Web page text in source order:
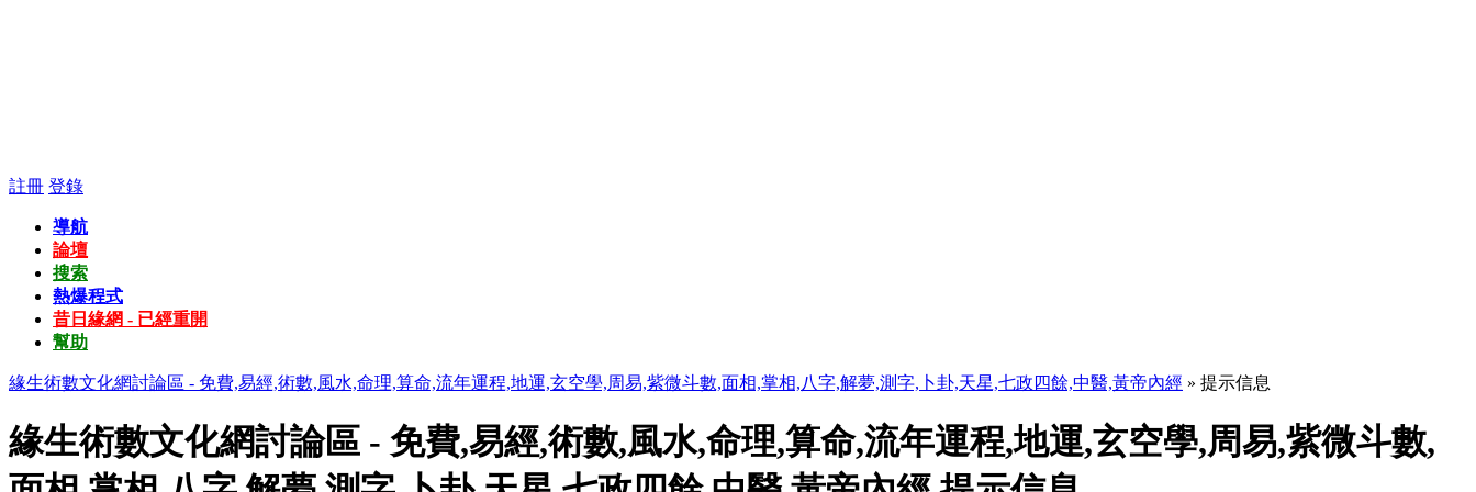
註冊 登錄
導航
論壇
搜索
熱爆程式
昔日緣網 - 已經重開
幫助
緣生術數文化網討論區 - 免費,易經,術數,風水,命理,算命,流年運程,地運,玄空學,周易,紫微斗數,面相,掌相,八字,解夢,測字,卜卦,天星,七政四餘,中醫,黃帝內經 » 提示信息
緣生術數文化網討論區 - 免費,易經,術數,風水,命理,算命,流年運程,地運,玄空學,周易,紫微斗數,